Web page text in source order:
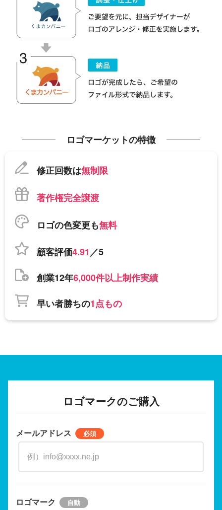
ロゴマーケットの特徴
修正回数は無制限
著作権完全譲渡
ロゴの色変更も無料
顧客評価4.91／5
創業12年6,000件以上制作実績
早い者勝ちの1点もの
ロゴマークのご購入
メールアドレス
ロゴマーク